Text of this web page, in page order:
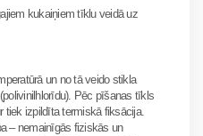
kukaiņiem tīklu veidā uz
un no tā veido stikla
Pēc pīšanas tīkls
tiek izpildīta termiskā fiksācija.
– nemainīgās fiziskās un